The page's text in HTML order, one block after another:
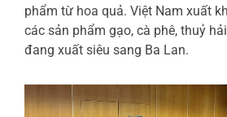
phẩm từ hoa quả. Việt Nam xuất
các sản phẩm gạo, cà phê, thuỷ
đang xuất siêu sang Ba Lan.